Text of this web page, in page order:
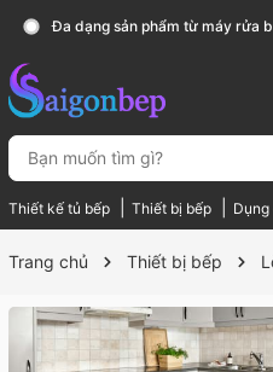
Đa dạng sản phẩm từ máy rửa
chảo...
Thiết kế tủ bếp Thiết bị bếp
Trang chủ Thiết bị bếp